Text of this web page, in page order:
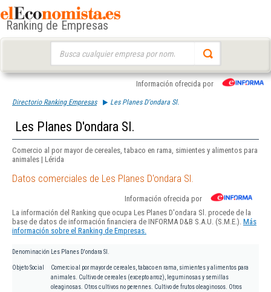
Ranking de Empresas
Información ofrecida por
Directorio Ranking Empresas Les Planes D'ondara Sl.
Les Planes D'ondara Sl.
Comercio al por mayor de cereales, tabaco en rama, simientes y alimentos para
animales | Lérida
Datos comerciales de Les Planes D'ondara Sl.
Información ofrecida por
La información del Ranking que ocupa Les Planes D'ondara Sl. procede de la
base de datos de información financiera de INFORMA D&B S.A.U. (S.M.E.). Más
información sobre el Ranking de Empresas.
Denominación Les Planes D'ondara Sl.
Objeto Social
Comercio al por mayor de cereales, tabaco en rama, simientes y alimentos para
animales. Cultivo de cereales (excepto arroz), leguminosas y semillas
oleaginosas. Otros cultivos no perennes. Cultivo de frutos oleaginosos. Otros